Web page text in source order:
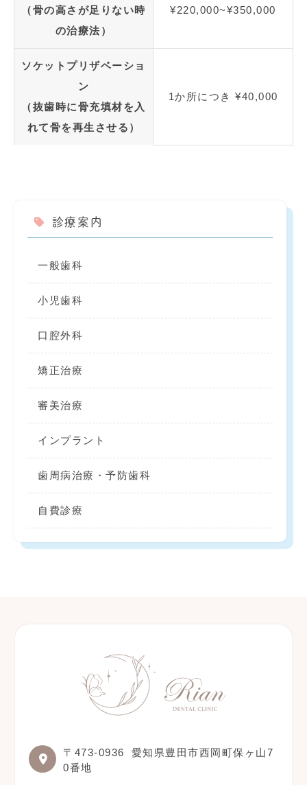
（骨の高さが足りない時
の治療法）
¥220,000~¥350,000
ソケットプリザベーショ
ン
（抜歯時に骨充填材を入
れて骨を再生させる）
1か所につき ¥40,000
診療案内
一般歯科
小児歯科
口腔外科
矯正治療
審美治療
インプラント
歯周病治療・予防歯科
自費診療
〒473-0936
愛知県豊田市西岡町保ヶ山7
0番地